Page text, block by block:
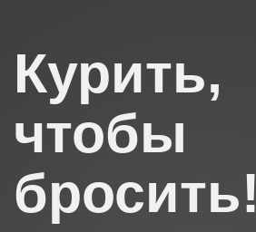
Курить,
чтобы
бросить!